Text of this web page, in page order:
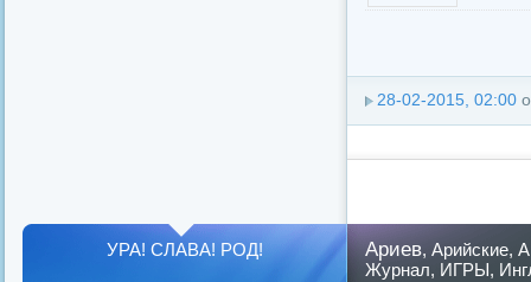
28-02-2015, 02:00
Ариев, Арийские,
Журнал, ИГРЫ,
УРА! СЛАВА! РОД!